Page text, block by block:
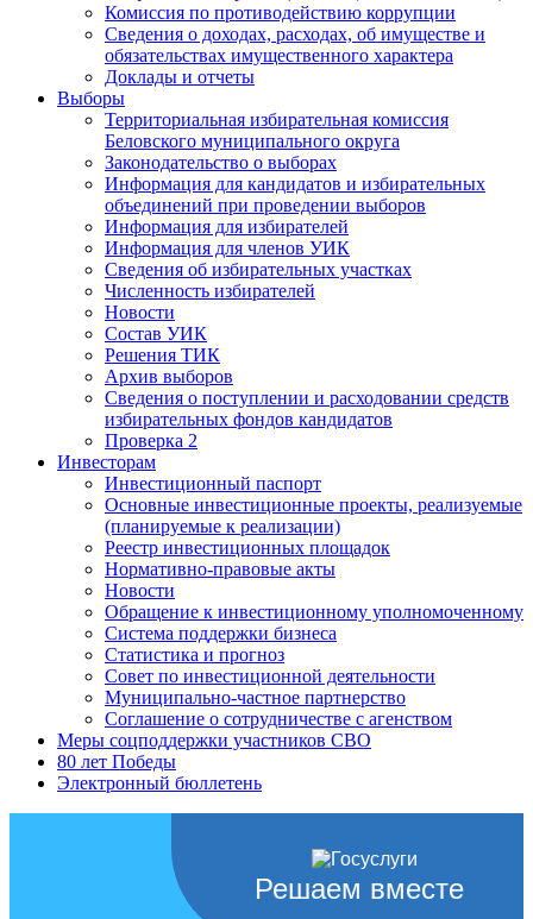
Комиссия по противодействию коррупции
Сведения о доходах, расходах, об имуществе и
обязательствах имущественного характера
Доклады и отчеты
Выборы
Территориальная избирательная комиссия
Беловского муниципального округа
Законодательство о выборах
Информация для кандидатов и избирательных
объединений при проведении выборов
Информация для избирателей
Информация для членов УИК
Сведения об избирательных участках
Численность избирателей
Новости
Состав УИК
Решения ТИК
Архив выборов
Сведения о поступлении и расходовании средств
избирательных фондов кандидатов
Проверка 2
Инвесторам
Инвестиционный паспорт
Основные инвестиционные проекты, реализуемые
(планируемые к реализации)
Реестр инвестиционных площадок
Нормативно-правовые акты
Новости
Обращение к инвестиционному уполномоченному
Система поддержки бизнеса
Статистика и прогноз
Совет по инвестиционной деятельности
Муниципально-частное партнерство
Соглашение о сотрудничестве с агенством
Меры соцподдержки участников СВО
80 лет Победы
Электронный бюллетень
Решаем вместе